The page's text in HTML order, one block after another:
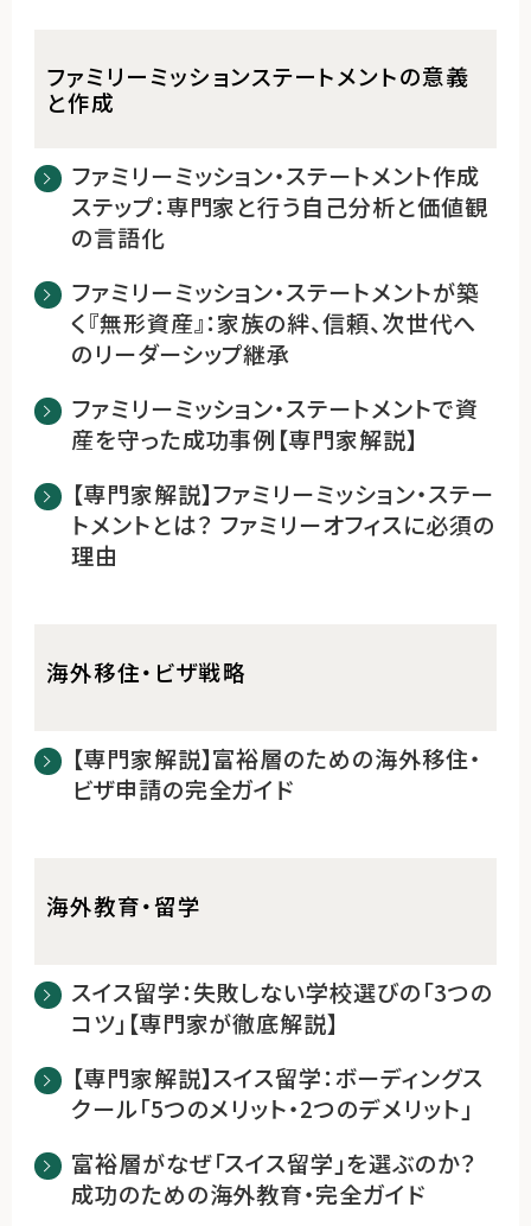
ファミリーミッションステートメントの意義
と作成
ファミリーミッション・ステートメント作成
ステップ：専門家と行う自己分析と価値観
の言語化
ファミリーミッション・ステートメントが築
く『無形資産』：家族の絆、信頼、次世代へ
のリーダーシップ継承
ファミリーミッション・ステートメントで資
産を守った成功事例【専門家解説】
【専門家解説】ファミリーミッション・ステー
トメントとは？ ファミリーオフィスに必須の
理由
海外移住・ビザ戦略
【専門家解説】富裕層のための海外移住・
ビザ申請の完全ガイド
海外教育・留学
スイス留学：失敗しない学校選びの「3つの
コツ」【専門家が徹底解説】
【専門家解説】スイス留学：ボーディングス
クール「5つのメリット・2つのデメリット」
富裕層がなぜ「スイス留学」を選ぶのか？
成功のための海外教育・完全ガイド